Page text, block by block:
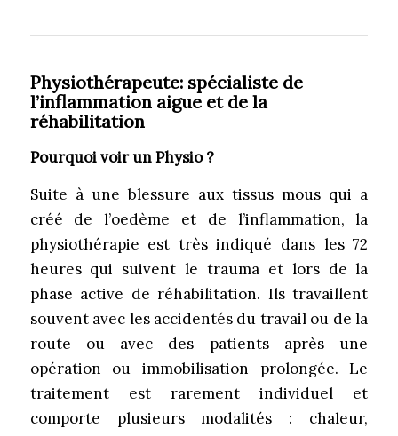
Physiothérapeute:spécialiste de
l’inflammation aigue et de la
réhabilitation
Pourquoi voir un Physio ?
Suite à une blessure aux tissus mous qui a
créé de l’oedème et de l’inflammation, la
physiothérapie est très indiqué dans les 72
heures qui suivent le trauma et lors de la
phase active de réhabilitation. Ils travaillent
souvent avec les accidentés du travail ou de la
route ou avec des patients après une
opération ou immobilisation prolongée. Le
traitement est rarement individuel et
comporte plusieurs modalités : chaleur,